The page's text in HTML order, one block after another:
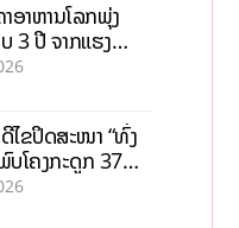
ອາຫານໂລກພຸ່ງ
3 ປີ ຈາກແຮງ
ຄາມ, El nino
ໄຂປິດສະໜາ “ທົ່ງ
ໂຄງກະດູກ 37